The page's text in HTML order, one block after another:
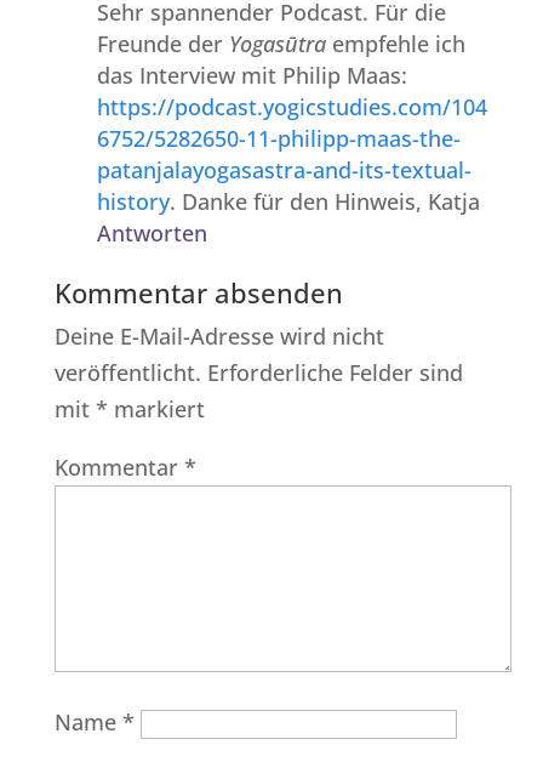
Sehr spannender Podcast. Für die
Freunde der Yogasūtraempfehle ich
das Interview mit Philip Maas:
https://podcast.yogicstudies.com/104
6752/5282650-11-philipp-maas-the-
patanjalayogasastra-and-its-textual-
history. Danke für den Hinweis, Katja
Antworten
Kommentar absenden
Deine E-Mail-Adresse wird nicht
veröffentlicht. Erforderliche Felder sind
mit * markiert
Kommentar *
Name *